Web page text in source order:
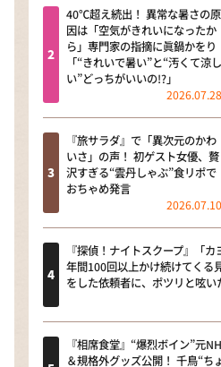
40℃超え続出！ 異常な暑さの原
因は「空気がきれいになったか
ら」専門家の指摘に眞鍋かをり
「“きれいで暑い”と“汚くて涼し
い”どっちがいいの!?」
2026.07.28
『旅サラダ』で「異次元のかわ
いさ」の声！ 初ゲスト女優、贅
沢すぎる“雲丹しゃぶ”食リポで
おちゃめ発言
2026.07.10
『探偵！ナイトスクープ』「
年間100回以上かけ続けてくる
をした依頼者に、ポツリと呟
『相席食堂』“爆烈ボイン”元
＆規格外グッズ公開！ 千鳥“ち